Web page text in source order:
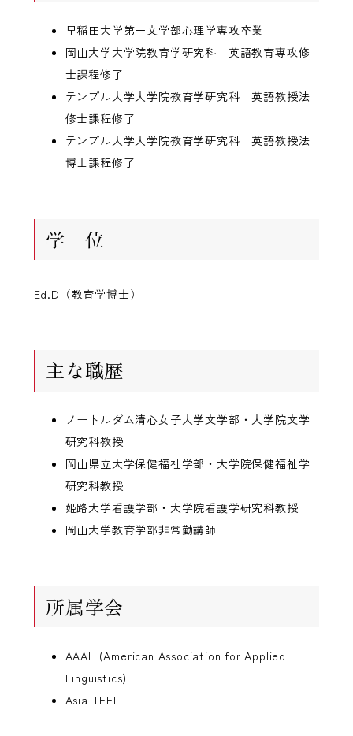
早稲田大学第一文学部心理学専攻卒業
岡山大学大学院教育学研究科 英語教育専攻修
士課程修了
テンプル大学大学院教育学研究科 英語教授法
修士課程修了
テンプル大学大学院教育学研究科 英語教授法
博士課程修了
学 位
Ed.D（教育学博士）
主な職歴
ノートルダム清心女子大学文学部・大学院文学
研究科教授
岡山県立大学保健福祉学部・大学院保健福祉学
研究科教授
姫路大学看護学部・大学院看護学研究科教授
岡山大学教育学部非常勤講師
所属学会
AAAL (American Association for Applied
Linguistics)
Asia TEFL